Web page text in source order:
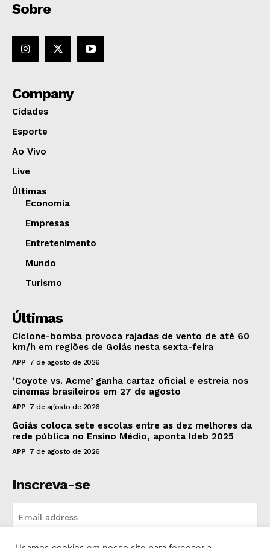
Sobre
Company
Cidades
Esporte
Ao Vivo
Live
Últimas
Economia
Empresas
Entretenimento
Mundo
Turismo
Últimas
Ciclone-bomba provoca rajadas de vento de até 60
km/h em regiões de Goiás nesta sexta-feira
APP 7 de agosto de 2026
‘Coyote vs. Acme’ ganha cartaz oficial e estreia nos
cinemas brasileiros em 27 de agosto
APP 7 de agosto de 2026
Goiás coloca sete escolas entre as dez melhores da
rede pública no Ensino Médio, aponta Ideb 2025
APP 7 de agosto de 2026
Inscreva-se